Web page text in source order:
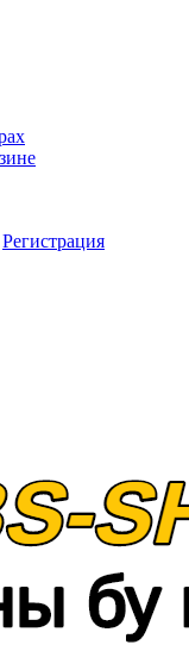
Регистрация